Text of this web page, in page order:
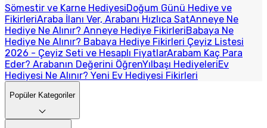
Sömestir ve Karne HediyesiDoğum Günü Hediye ve
FikirleriAraba İlanı Ver, Arabanı Hızlıca SatAnneye Ne
Hediye Ne Alınır? Anneye Hediye FikirleriBabaya Ne
Hediye Ne Alınır? Babaya Hediye Fikirleri Çeyiz Listesi
2026 - Çeyiz Seti ve Hesaplı FiyatlarArabam Kaç Para
Eder? Arabanın Değerini ÖğrenYılbaşı HediyeleriEv
Hediyesi Ne Alınır? Yeni Ev Hediyesi Fikirleri
Popüler Kategoriler